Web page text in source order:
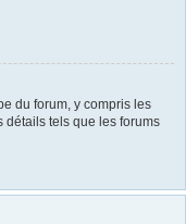
du forum, y compris les
détails tels que les forums